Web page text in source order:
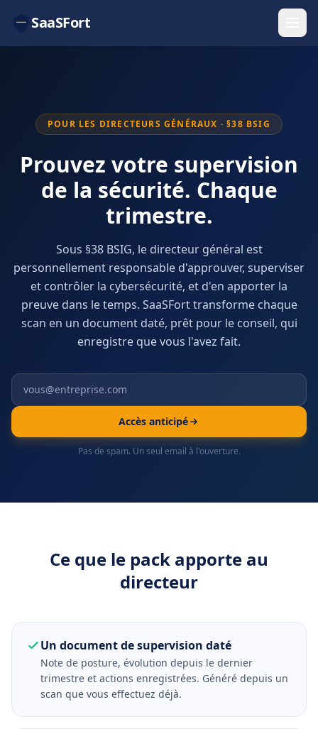
SaaSFort
POUR LES DIRECTEURS GÉNÉRAUX · §38 BSIG
Prouvez votre supervision
de la sécurité. Chaque
trimestre.
Sous §38 BSIG, le directeur général est
personnellement responsable d'approuver, superviser
et contrôler la cybersécurité, et d'en apporter la
preuve dans le temps. SaaSFort transforme chaque
scan en un document daté, prêt pour le conseil, qui
enregistre que vous l'avez fait.
Accès anticipé
Pas de spam. Un seul email à l'ouverture.
Ce que le pack apporte au
directeur
Un document de supervision daté
Note de posture, évolution depuis le dernier
trimestre et actions enregistrées. Généré depuis un
scan que vous effectuez déjà.